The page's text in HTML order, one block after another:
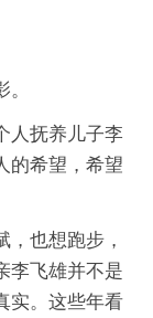
人抚养儿子李
的希望，希望
也想跑步，
李飞雄并不是
实。这些年看